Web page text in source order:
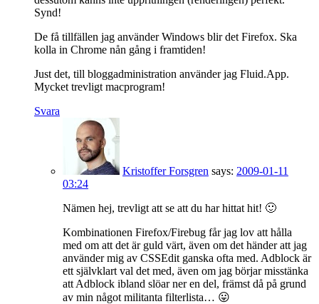
Synd!
De få tillfällen jag använder Windows blir det Firefox. Ska
kolla in Chrome nån gång i framtiden!
Just det, till bloggadministration använder jag Fluid.App.
Mycket trevligt macprogram!
Svara
Kristoffer Forsgren says: 2009-01-11
03:24
Nämen hej, trevligt att se att du har hittat hit! 🙂
Kombinationen Firefox/Firebug får jag lov att hålla
med om att det är guld värt, även om det händer att jag
använder mig av CSSEdit ganska ofta med. Adblock är
ett självklart val det med, även om jag börjar misstänka
att Adblock ibland slöar ner en del, främst då på grund
av min något militanta filterlista… 😛